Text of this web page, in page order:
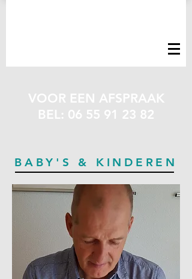
VOOR EEN AFSPRAAK
BEL: 06 55 91 23 82
BABY'S & KINDEREN